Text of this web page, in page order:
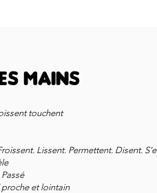
Mains
touchent
Lissent. Permettent. Disent.
proche et lointain